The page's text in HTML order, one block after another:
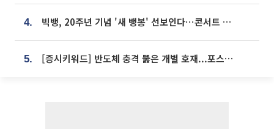
4. 빅뱅, 20주년 기념 '새 뱅봉' 선보인다⋯콘서트 앞두고 팝업 개최
5. [증시키워드] 반도체 충격 뚫은 개별 호재...포스코퓨처엠·에코프로·한화솔루션 '눈길'